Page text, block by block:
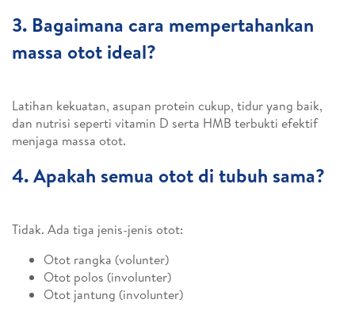
3. Bagaimana cara mempertahankan
massa otot ideal?
Latihan kekuatan, asupan protein cukup, tidur yang baik,
dan nutrisi seperti vitamin D serta HMB terbukti efektif
menjaga massa otot.
4. Apakah semua otot di tubuh sama?
Tidak. Ada tiga jenis-jenis otot:
Otot rangka (volunter)
Otot polos (involunter)
Otot jantung (involunter)